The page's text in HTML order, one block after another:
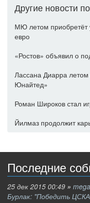
Другие новости
МЮ летом приобретёт
евро
«Ростов» объявил о
Лассана Диарра
Юнайтед»
Роман Широков стал
Йилмаз продолжит
Последние
25 дек 2015 00:49 »
Бурлак: "Победить